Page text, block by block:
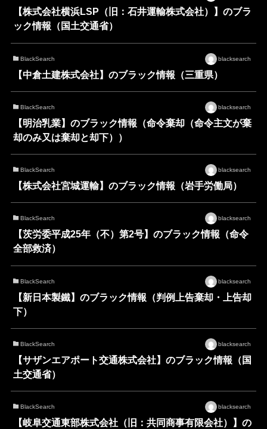
【株式会社横浜LSP（旧：石井運輸株式会社）】のブラ
ック情報（国土交通省）
BlackSearch blacksearch
【中倉土建株式会社】のブラック情報（三重県）
BlackSearch blacksearch
【明治乳業】のブラック情報（命令棄却（命令主文が棄
却のみ又は棄却と却下））
BlackSearch blacksearch
【株式会社宮城運輸】のブラック情報（岩手労働局）
BlackSearch blacksearch
【茨労委平成25年（不）第2号】のブラック情報（命令
全部救済）
BlackSearch blacksearch
【新日本製鐵】のブラック情報（判例上告棄却・上告却
下）
BlackSearch blacksearch
【サザンエアポート交通株式会社】のブラック情報（国
土交通省）
BlackSearch blacksearch
【岐阜交通東部株式会社（旧：共同商事有限会社）】の